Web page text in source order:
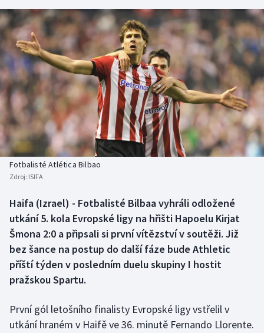
Cyklistika
DALŠÍ SPORTY
Americký fotbal
Baseball a softbal
Basketbal
Biatlon
Box
Curling
Dostihy
Florbal
NEPŘEHLÉDNĚTE
Soutěže
Historické návraty
Aplikace ČT sport
Fotbalisté Atlética Bilbao
Zdroj: ISIFA
Haifa (Izrael) - Fotbalisté Bilbaa vyhráli odložené
utkání 5. kola Evropské ligy na hřišti Hapoelu Kirjat
Šmona 2:0 a připsali si první vítězství v soutěži. Již
bez šance na postup do další fáze bude Athletic
příští týden v posledním duelu skupiny I hostit
pražskou Spartu.
První gól letošního finalisty Evropské ligy vstřelil v
utkání hraném v Haifě ve 36. minutě Fernando Llorente.